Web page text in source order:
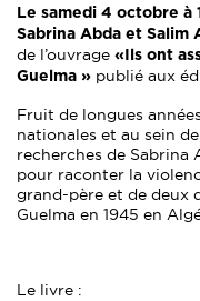
Le samedi 4 octobre à
Sabrina Abda et Salim
de l’ouvrage «Ils ont
Guelma » publié aux
Fruit de longues
nationales et au sein
recherches de Sabrina
pour raconter la
grand-père et de deux
Guelma en 1945 en
Le livre :